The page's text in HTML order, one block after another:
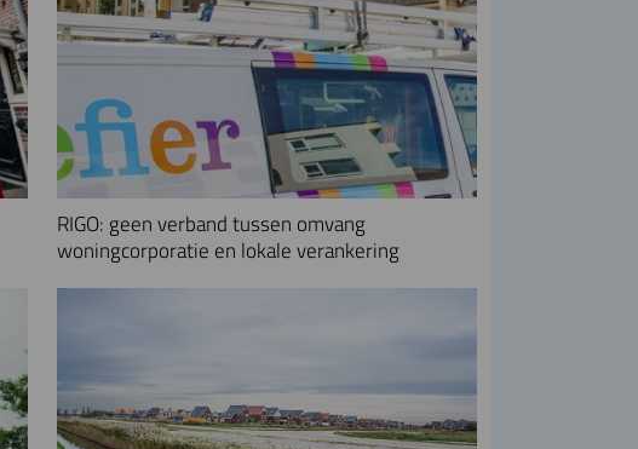
RIGO: geen verband tussen omvang
woningcorporatie en lokale verankering